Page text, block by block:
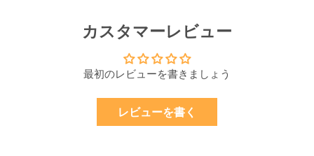
カスタマーレビュー
最初のレビューを書きましょう
レビューを書く